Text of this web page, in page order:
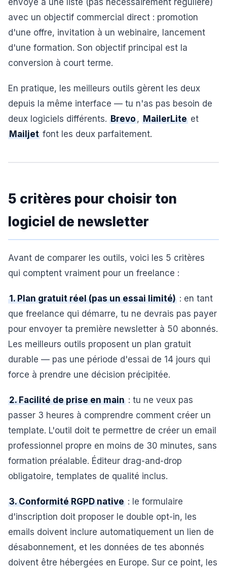
envoyé à une liste (pas nécessairement régulière)
avec un objectif commercial direct : promotion
d'une offre, invitation à un webinaire, lancement
d'une formation. Son objectif principal est la
conversion à court terme.
En pratique, les meilleurs outils gèrent les deux
depuis la même interface — tu n'as pas besoin de
deux logiciels différents. Brevo, MailerLite et
Mailjet font les deux parfaitement.
5 critères pour choisir ton
logiciel de newsletter
Avant de comparer les outils, voici les 5 critères
qui comptent vraiment pour un freelance :
1. Plan gratuit réel (pas un essai limité) : en tant
que freelance qui démarre, tu ne devrais pas payer
pour envoyer ta première newsletter à 50 abonnés.
Les meilleurs outils proposent un plan gratuit
durable — pas une période d'essai de 14 jours qui
force à prendre une décision précipitée.
2. Facilité de prise en main : tu ne veux pas
passer 3 heures à comprendre comment créer un
template. L'outil doit te permettre de créer un email
professionnel propre en moins de 30 minutes, sans
formation préalable. Éditeur drag-and-drop
obligatoire, templates de qualité inclus.
3. Conformité RGPD native : le formulaire
d'inscription doit proposer le double opt-in, les
emails doivent inclure automatiquement un lien de
désabonnement, et les données de tes abonnés
doivent être hébergées en Europe. Sur ce point, les